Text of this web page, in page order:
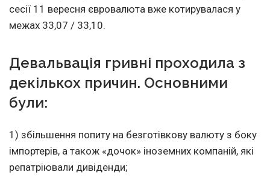
сесії 11 вересня євровалюта вже котирувалася у
межах 33,07 / 33,10.
Девальвація гривні проходила з
декількох причин. Основними
були:
1) збільшення попиту на безготівкову валюту з боку
імпортерів, а також «дочок» іноземних компаній, які
репатріювали дивіденди;